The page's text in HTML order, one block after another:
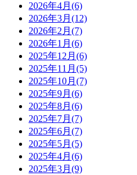
2026年4月(6)
2026年3月(12)
2026年2月(7)
2026年1月(6)
2025年12月(6)
2025年11月(5)
2025年10月(7)
2025年9月(6)
2025年8月(6)
2025年7月(7)
2025年6月(7)
2025年5月(5)
2025年4月(6)
2025年3月(9)